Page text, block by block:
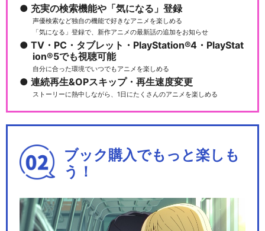
ミュージカル『刀剣乱舞』
加州清光 単騎出陣2…
充実の検索機能や「気になる」登録
声優検索など独自の機能で好きなアニメを楽しめる
「気になる」登録で、新作アニメの最新話の追加をお知らせ
TV・PC・タブレット・PlayStation®4・PlayStat
ion®5でも視聴可能
自分に合った環境でいつでもアニメを楽しめる
連続再生&OPスキップ・再生速度変更
ストーリーに熱中しながら、1日にたくさんのアニメを楽しめる
ブック購入でもっと楽しも
う！